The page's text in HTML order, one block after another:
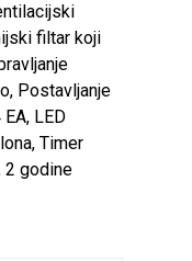
filtar koji
Postavljanje
LED
Timer
2 godine